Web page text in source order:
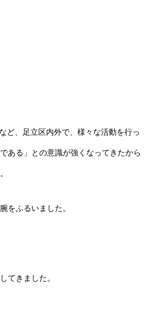
ど、足立区内外で、様々な活動を行っ
ある」との意識が強くなってきたから
をふるいました。
てきました。